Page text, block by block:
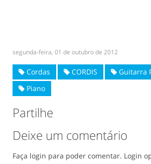
segunda-feira, 01 de outubro de 2012
Cordas CORDIS
Guitarra
Piano
Partilhe
Deixe um comentário
Faça login para poder comentar. Login